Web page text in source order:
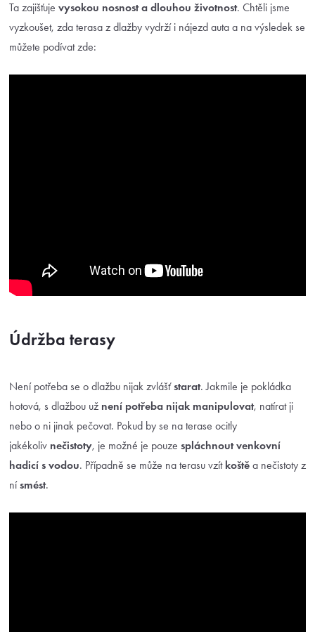
Ta zajišťuje vysokou nosnost a dlouhou životnost. Chtěli jsme
vyzkoušet, zda terasa z dlažby vydrží i nájezd auta a na výsledek se
můžete podívat zde:
Údržba terasy
Není potřeba se o dlažbu nijak zvlášťstarat. Jakmile je pokládka
hotová, s dlažbou už není potřeba nijak manipulovat, natírat ji
nebo o ni jinak pečovat. Pokud by se na terase ocitly
jakékoliv nečistoty, je možné je pouze spláchnout venkovní
hadicí s vodou. Případně se může na terasu vzít koště a nečistoty z
nísmést.